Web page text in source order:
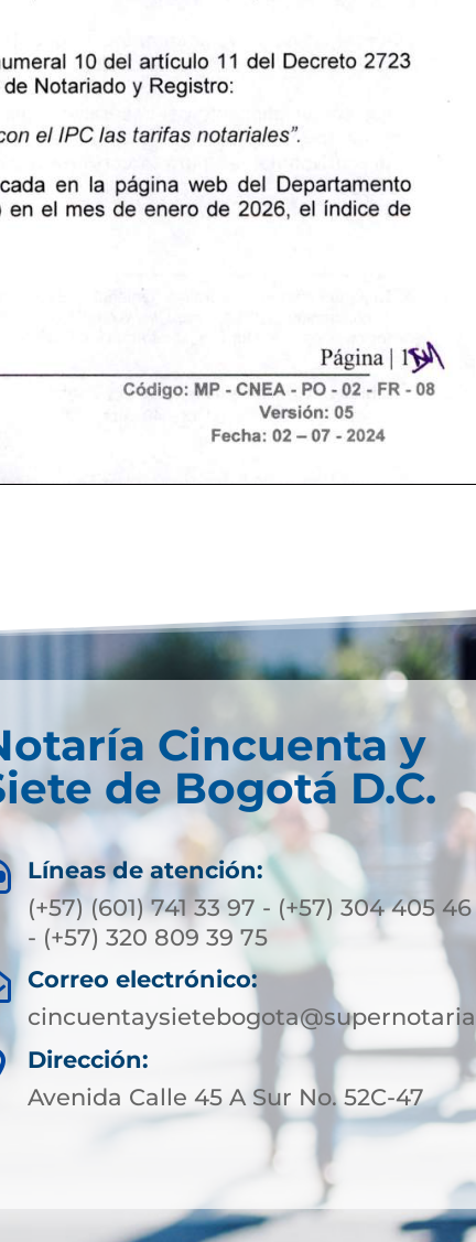
Cincuenta y
de Bogotá D.C.
Líneas de atención:
(+57) (601) 741 33 97 - (+57) 304 405 46
- (+57) 320 809 39 75
Correo electrónico:
Dirección:
Avenida Calle 45 A Sur No. 52C-47